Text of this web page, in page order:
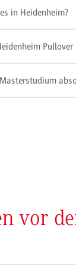
in Heidenheim?
Pullover
vor